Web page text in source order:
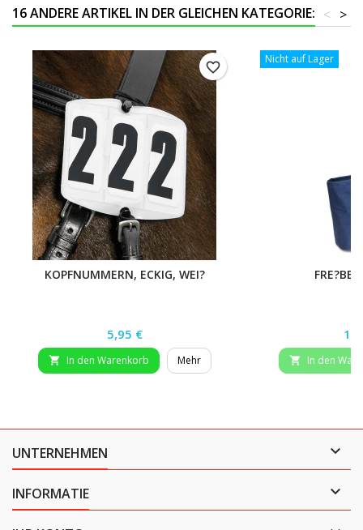
16 ANDERE ARTIKEL IN DER GLEICHEN KATEGORIE: >
<
KOPFNUMMERN, ECKIG, WEI?
Preis
5,95 €
 In den Warenkorb Mehr
favorite_border
Nicht auf Lager
 In den
UNTERNEHMEN 
INFORMATIE 